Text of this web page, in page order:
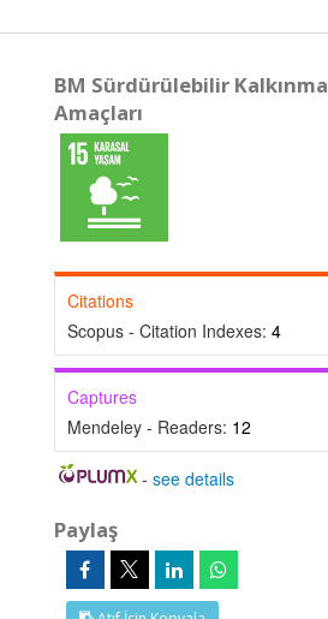
BM Sürdürülebilir Kalkınma
Amaçları
Citations
Scopus - Citation Indexes: 4
Captures
Mendeley - Readers: 12
-see details
Paylaş